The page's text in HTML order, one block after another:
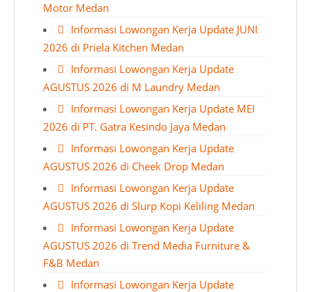
Motor Medan
Informasi Lowongan Kerja Update JUNI
2026 di Priela Kitchen Medan
Informasi Lowongan Kerja Update
AGUSTUS 2026 di M Laundry Medan
Informasi Lowongan Kerja Update MEI
2026 di PT. Gatra Kesindo Jaya Medan
Informasi Lowongan Kerja Update
AGUSTUS 2026 di Cheek Drop Medan
Informasi Lowongan Kerja Update
AGUSTUS 2026 di Slurp Kopi Keliling Medan
Informasi Lowongan Kerja Update
AGUSTUS 2026 di Trend Media Furniture &
F&B Medan
Informasi Lowongan Kerja Update